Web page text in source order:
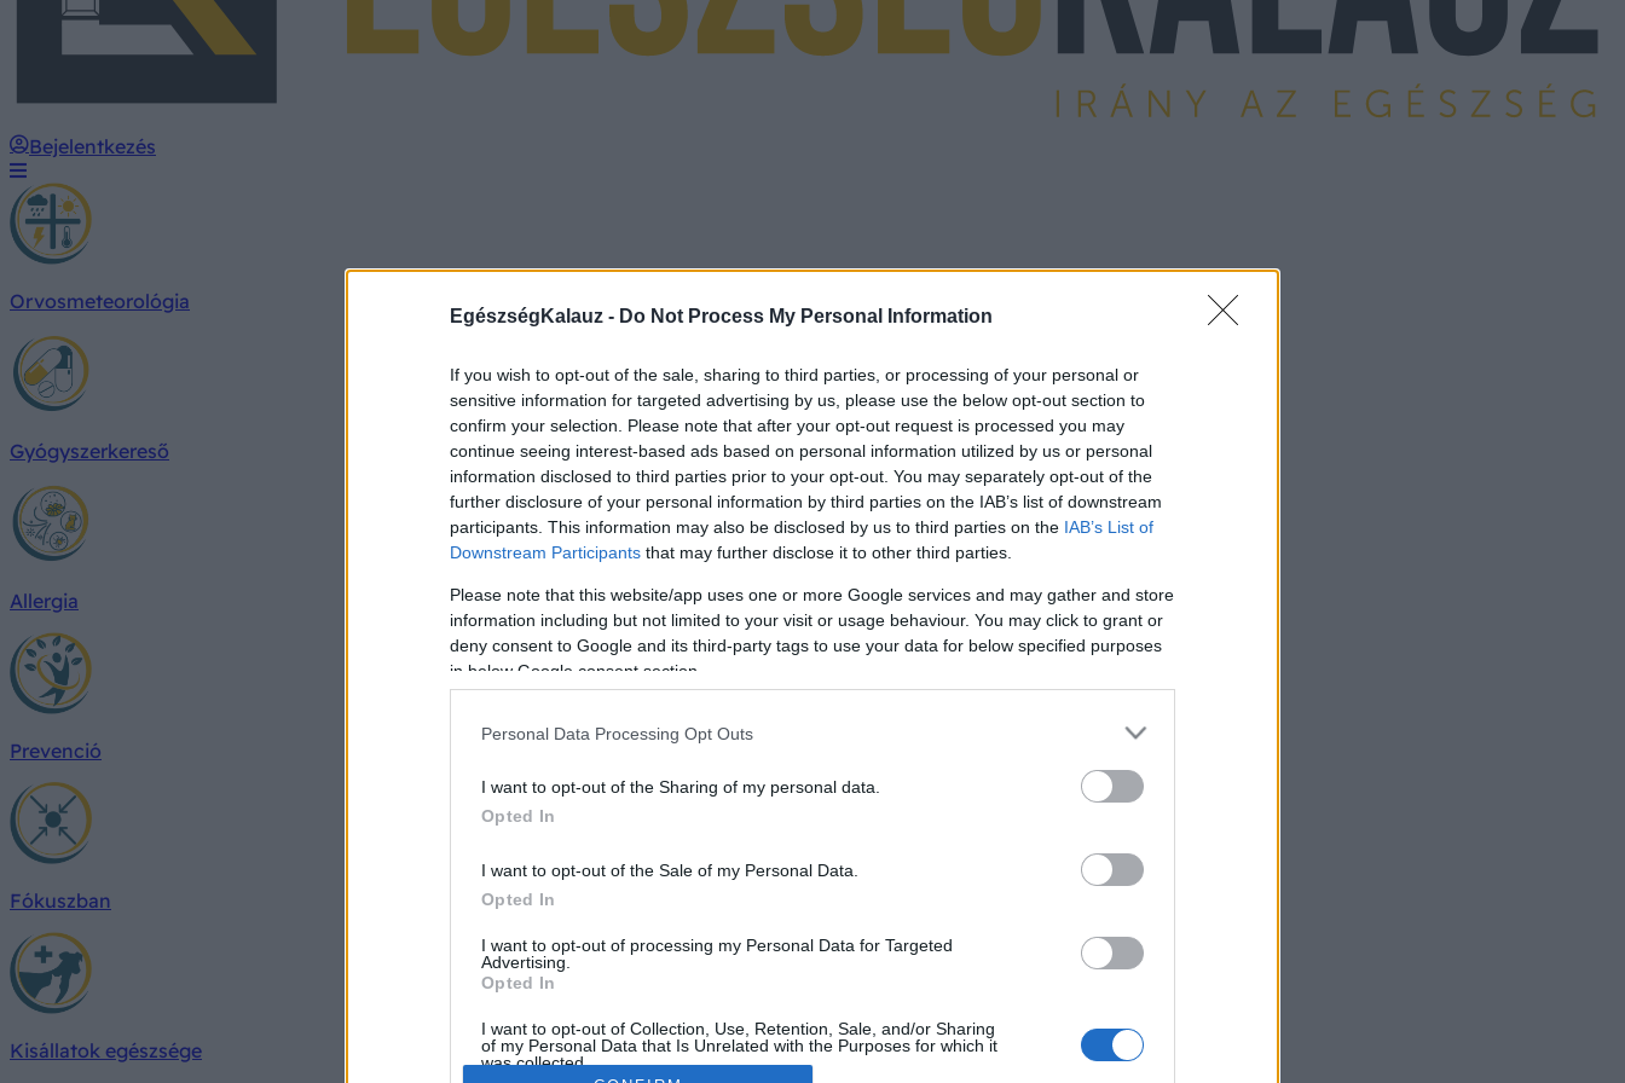
EgészségKalauz - Do Not Process My Personal Information
If you wish to opt-out of the sale, sharing to third parties, or processing of your personal or
sensitive information for targeted advertising by us, please use the below opt-out section to
confirm your selection. Please note that after your opt-out request is processed you may
continue seeing interest-based ads based on personal information utilized by us or personal
information disclosed to third parties prior to your opt-out. You may separately opt-out of the
further disclosure of your personal information by third parties on the IAB’s list of downstream
participants. This information may also be disclosed by us to third parties on the IAB’s List of
Downstream Participants that may further disclose it to other third parties.
Please note that this website/app uses one or more Google services and may gather and store
information including but not limited to your visit or usage behaviour. You may click to grant or
deny consent to Google and its third-party tags to use your data for below specified purposes
in below Google consent section.
Personal Data Processing Opt Outs
I want to opt-out of the Sharing of my personal data.
Opted In
I want to opt-out of the Sale of my Personal Data.
Opted In
I want to opt-out of processing my Personal Data for Targeted
Advertising.
Opted In
I want to opt-out of Collection, Use, Retention, Sale, and/or Sharing
of my Personal Data that Is Unrelated with the Purposes for which it
was collected.
Bejelentkezés
Orvosmeteorológia
Gyógyszerkereső
Allergia
Prevenció
Fókuszban
Kisállatok egészsége